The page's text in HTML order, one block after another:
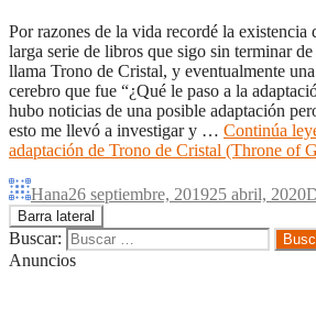
Por razones de la vida recordé la existencia
larga serie de libros que sigo sin terminar de
llama Trono de Cristal, y eventualmente
cerebro que fue “¿Qué le paso a la
hubo noticias de una posible adaptación
esto me llevó a investigar y … Continúa
adaptación de Trono de Cristal (Throne of
Hana26 septiembre, 201925 abril, 2020
Barra lateral
Buscar:
Anuncios